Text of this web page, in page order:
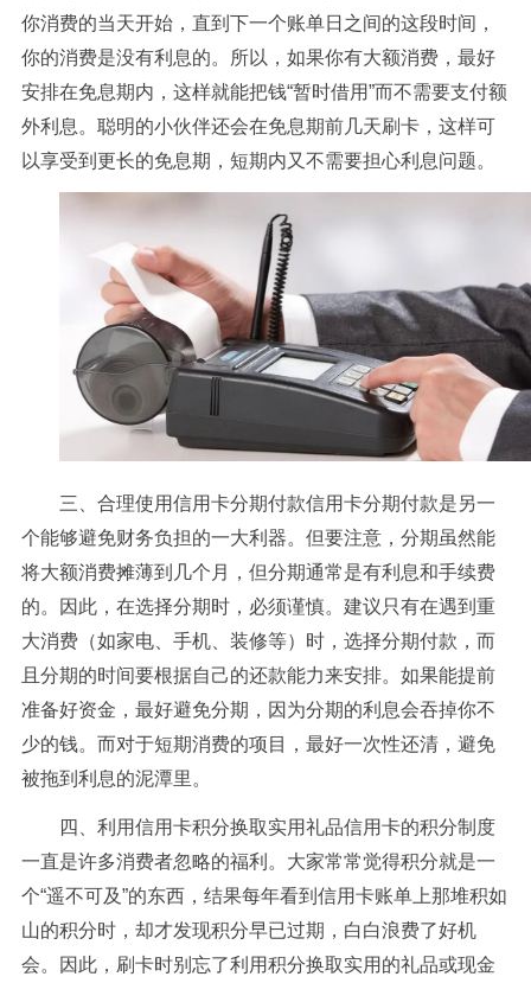
你消费的当天开始，直到下一个账单日之间的这段时间，
你的消费是没有利息的。所以，如果你有大额消费，最好
安排在免息期内，这样就能把钱“暂时借用”而不需要支付额
外利息。聪明的小伙伴还会在免息期前几天刷卡，这样可
以享受到更长的免息期，短期内又不需要担心利息问题。
三、合理使用信用卡分期付款信用卡分期付款是另一
个能够避免财务负担的一大利器。但要注意，分期虽然能
将大额消费摊薄到几个月，但分期通常是有利息和手续费
的。因此，在选择分期时，必须谨慎。建议只有在遇到重
大消费（如家电、手机、装修等）时，选择分期付款，而
且分期的时间要根据自己的还款能力来安排。如果能提前
准备好资金，最好避免分期，因为分期的利息会吞掉你不
少的钱。而对于短期消费的项目，最好一次性还清，避免
被拖到利息的泥潭里。
四、利用信用卡积分换取实用礼品信用卡的积分制度
一直是许多消费者忽略的福利。大家常常觉得积分就是一
个“遥不可及”的东西，结果每年看到信用卡账单上那堆积如
山的积分时，却才发现积分早已过期，白白浪费了好机
会。因此，刷卡时别忘了利用积分换取实用的礼品或现金